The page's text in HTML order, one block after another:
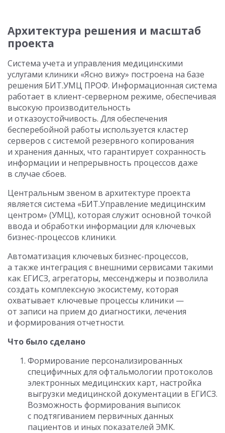
Архитектура решения и масштаб
проекта
Система учета и управления медицинскими
услугами клиники «Ясно вижу» построена на базе
решения БИТ.УМЦ ПРОФ. Информационная система
работает в клиент-серверном режиме, обеспечивая
высокую производительность
и отказоустойчивость. Для обеспечения
бесперебойной работы используется кластер
серверов с системой резервного копирования
и хранения данных, что гарантирует сохранность
информации и непрерывность процессов даже
в случае сбоев.
Центральным звеном в архитектуре проекта
является система «БИТ.Управление медицинским
центром» (УМЦ), которая служит основной точкой
ввода и обработки информации для ключевых
бизнес-процессов клиники.
Автоматизация ключевых бизнес-процессов,
а также интеграция с внешними сервисами такими
как ЕГИСЗ, агрегаторы, мессенджеры и позволила
создать комплексную экосистему, которая
охватывает ключевые процессы клиники —
от записи на прием до диагностики, лечения
и формирования отчетности.
Что было сделано
Формирование персонализированных
специфичных для офтальмологии протоколов
электронных медицинских карт, настройка
выгрузки медицинской документации в ЕГИСЗ.
Возможность формирования выписок
с подтягиванием первичных данных
пациентов и иных показателей ЭМК.